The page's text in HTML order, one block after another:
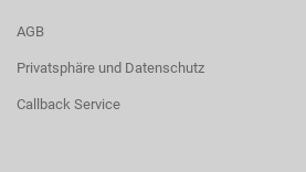
AGB
Privatsphäre und Datenschutz
Callback Service